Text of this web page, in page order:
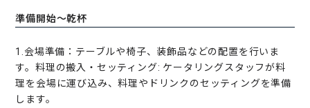
準備開始〜乾杯
1.会場準備：テーブルや椅子、装飾品などの配置を行いま
す。料理の搬入・セッティング: ケータリングスタッフが料
理を会場に運び込み、料理やドリンクのセッティングを準備
します。